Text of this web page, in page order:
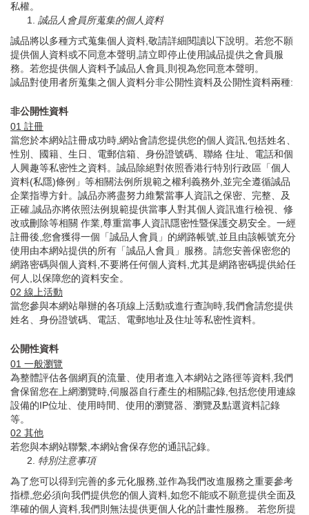
私權。
誠品人會員所蒐集的個人資料
誠品將以多種方式蒐集個人資料,敬請詳細閱讀以下說明。若您不願
提供個人資料或不同意本聲明,請立即停止使用誠品提供之會員服
務。若您提供個人資料予誠品人會員,則視為您同意本聲明。
誠品對使用者所蒐集之個人資料分非公開性資料及公開性資料兩種:
非公開性資料
01 註冊
當您於本網站註冊成功時,網站會請您提供您的個人資訊,包括姓名、
性別、國籍、生日、電郵信箱、身份證號碼、聯絡 住址、電話和個
人興趣等私密性之資料。誠品除絕對依照香港行特別行政區「個人
資料(私隱)條例」等相關法例所規範之權利義務外,並完全遵循誠品
企業指導方針。誠品亦將盡努力維繫當事人資訊之保密、完整、及
正確,誠品亦將依照法例規範提供當事人對其個人資訊進行檢視、修
改或刪除等相關 作業,尊重當事人資訊隱密性暨保護交易安全。一經
註冊後,您會獲得一個「誠品人會員」的網路帳號,並且由該帳號充分
使用由本網站提供的所有「誠品人會員」服務。請您安善保密您的
網路密碼與個人資料,不要將任何個人資料,尤其是網路密碼提供給任
何人,以保障您的資料安全。
02 線上活動
當您參與本網站舉辦的各項線上活動或進行查詢時,我們會請您提供
姓名、身份證號碼、電話、電郵地址及住址等私密性資料。
公開性資料
01 一般瀏覽
為整體評估各個網頁的流量、使用者進入本網站之路徑等資料,我們
會保留您在上網瀏覽時,伺服器自行產生的相關記錄,包括您使用連線
設備的IP位址、使用時間、使用的瀏覽器、瀏覽及點選資料記錄
等。
02 其他
若您與本網站聯繫,本網站會保存您的通訊記錄。
特別注意事項
為了您可以得到完善的多元化服務,並作為我們改進服務之重要參考
指標,您必須向我們提供您的個人資料,如您不能或不願意提供全面及
準確的個人資料,我們則無法提供更個人化的計畫性服務。 若您所提